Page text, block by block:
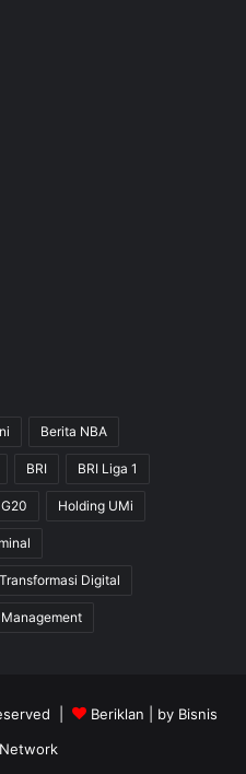
Berita NBA
BRI BRI Liga 1
G20 Holding UMi
Transformasi Digital
| Beriklan | by Bisnis